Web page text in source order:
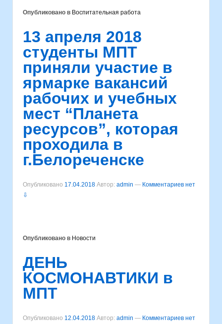
Опубликовано в Воспитательная работа
13 апреля 2018
студенты МПТ
приняли участие в
ярмарке вакансий
рабочих и учебных
мест “Планета
ресурсов”, которая
проходила в
г.Белореченске
Опубликовано 17.04.2018 Автор: admin — Комментариев нет
⇩
Опубликовано в Новости
ДЕНЬ
КОСМОНАВТИКИ в
МПТ
Опубликовано 12.04.2018 Автор: admin — Комментариев нет